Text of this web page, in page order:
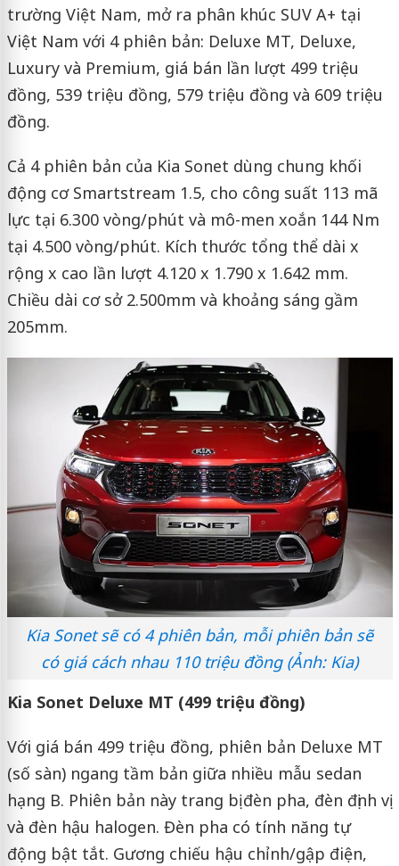
trường Việt Nam, mở ra phân khúc SUV A+ tại
Việt Nam với 4 phiên bản: Deluxe MT, Deluxe,
Luxury và Premium, giá bán lần lượt 499 triệu
đồng, 539 triệu đồng, 579 triệu đồng và 609 triệu
đồng.
Cả 4 phiên bản của Kia Sonet dùng chung khối
động cơ Smartstream 1.5, cho công suất 113 mã
lực tại 6.300 vòng/phút và mô-men xoắn 144 Nm
tại 4.500 vòng/phút. Kích thước tổng thể dài x
rộng x cao lần lượt 4.120 x 1.790 x 1.642 mm.
Chiều dài cơ sở 2.500mm và khoảng sáng gầm
205mm.
Kia Sonet sẽ có 4 phiên bản, mỗi phiên bản sẽ
có giá cách nhau 110 triệu đồng (Ảnh: Kia)
Kia Sonet Deluxe MT (499 triệu đồng)
Với giá bán 499 triệu đồng, phiên bản Deluxe MT
(số sàn) ngang tầm bản giữa nhiều mẫu sedan
hạng B. Phiên bản này trang bị đèn pha, đèn định vị
và đèn hậu halogen. Đèn pha có tính năng tự
động bật tắt. Gương chiếu hậu chỉnh/gập điện,